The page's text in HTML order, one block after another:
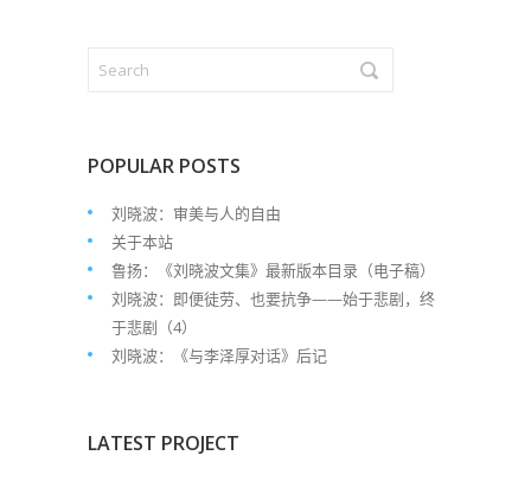
POPULAR POSTS
刘晓波：审美与人的自由
关于本站
鲁扬：《刘晓波文集》最新版本目录（电子稿）
刘晓波：即便徒劳、也要抗争——始于悲剧，终
于悲剧（4）
刘晓波：《与李泽厚对话》后记
LATEST PROJECT